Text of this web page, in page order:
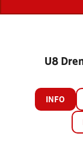
U8
INFO